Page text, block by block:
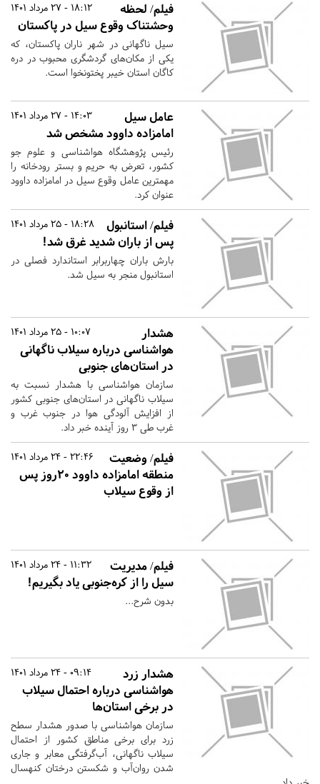
18:12 - 27 مرداد 1401
فیلم/ لحظه
وحشتناک وقوع سیل در پاکستان
سیل ناگهانی در شهر ناران پاکستان، که
یکی از مکان‌های گردشگری محبوب در دره
کاگان استان خیبر پختونخوا است.
14:03 - 27 مرداد 1401
عامل سیل
امامزاده داوود مشخص شد
رئیس پژوهشگاه هواشناسی و علوم جو
کشور، تعرض به حریم و بستر رودخانه را
مهمترین عامل وقوع سیل در امامزاده داوود
عنوان کرد.
18:28 - 25 مرداد 1401
فیلم/ استانبول
پس از باران شدید غرق شد!
بارش باران چهاربرابر استاندارد فصلی در
استانبول منجر به سیل شد.
10:07 - 25 مرداد 1401
هشدار
هواشناسی درباره سیلاب ناگهانی
در استان‌های جنوبی
سازمان هواشناسی با هشدار نسبت به
سیلاب ناگهانی در استان‌های جنوبی کشور
از افزایش آلودگی هوا در جنوب غرب و
غرب طی ۳ روز آینده خبر داد.
22:46 - 24 مرداد 1401
فیلم/ وضعیت
منطقه امامزاده داوود ۲۰روز پس
از وقوع سیلاب
11:32 - 24 مرداد 1401
فیلم/ مدیریت
سیل را از کره‌جنوبی یاد بگیریم!
بدون شرح...
09:14 - 24 مرداد 1401
هشدار زرد
هواشناسی درباره احتمال سیلاب
در برخی استان‌ها
سازمان هواشناسی با صدور هشدار سطح
زرد برای برخی مناطق کشور از احتمال
سیلاب ناگهانی، آب‌گرفتگی معابر و جاری
شدن روان‌آب و شکستن درختان کنهسال